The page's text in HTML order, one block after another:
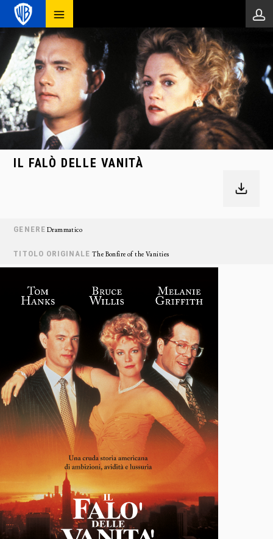
IL FALÒ DELLE VANITÀ
GENERE Drammatico
TITOLO ORIGINALE The Bonfire of the Vanities